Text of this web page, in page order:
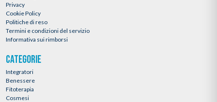
Privacy
Cookie Policy
Politiche di reso
Termini e condizioni del servizio
Informativa sui rimborsi
CATEGORIE
Integratori
Benessere
Fitoterapia
Cosmesi